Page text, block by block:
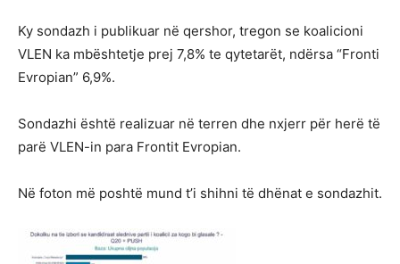
Ky sondazh i publikuar në qershor, tregon se koalicioni
VLEN ka mbështetje prej 7,8% te qytetarët, ndërsa “Fronti
Evropian” 6,9%.
Sondazhi është realizuar në terren dhe nxjerr për herë të
parë VLEN-in para Frontit Evropian.
Në foton më poshtë mund t’i shihni të dhënat e sondazhit.